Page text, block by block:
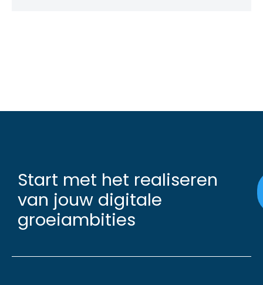
Start met het realiseren
van jouw digitale
groeiambities